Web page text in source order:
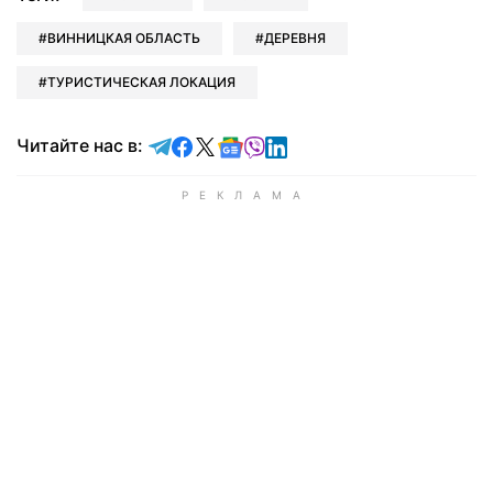
ВИННИЦКАЯ ОБЛАСТЬ ДЕРЕВНЯ
ТУРИСТИЧЕСКАЯ ЛОКАЦИЯ
Читайте нас в: Читайте в Telegram
Читайте в Facebook
Читайте в X
Читайте в Google news
Читайте в Viber
Читайте в LinkedIn